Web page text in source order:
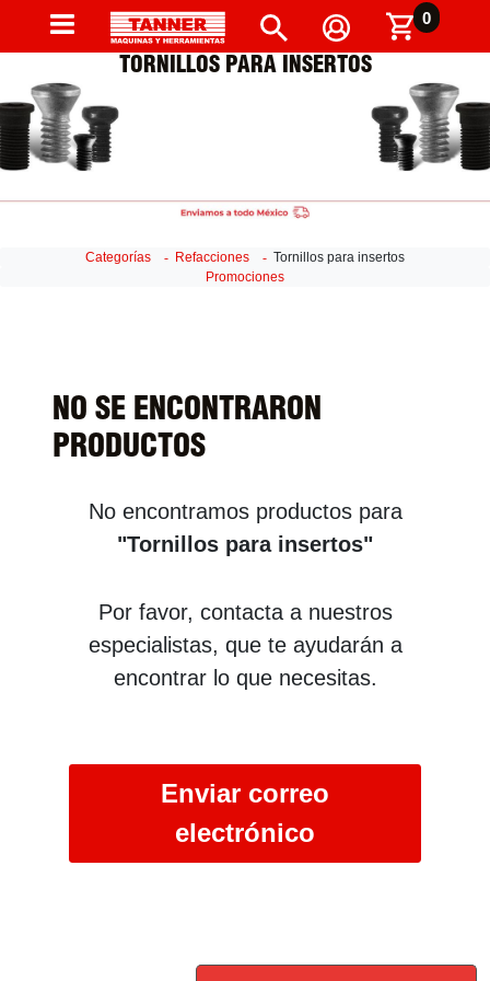
0
TORNILLOS PARA INSERTOS
Categorías Refacciones
Tornillos para insertos
Promociones
NO SE ENCONTRARON
PRODUCTOS
No encontramos productos para
"Tornillos para insertos"
Por favor, contacta a nuestros
especialistas, que te ayudarán a
encontrar lo que necesitas.
Enviar correo
electrónico